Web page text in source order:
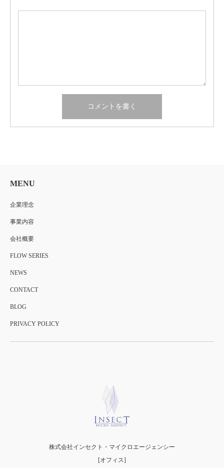
MENU
企業理念
事業内容
会社概要
FLOW SERIES
NEWS
CONTACT
BLOG
PRIVACY POLICY
株式会社インセクト・マイクロエージェンシー
[オフィス]